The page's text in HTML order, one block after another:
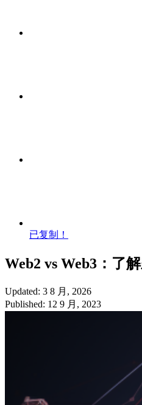
已复制！
Web2 vs Web3：了
Updated: 3 8 月, 2026
Published: 12 9 月, 2023